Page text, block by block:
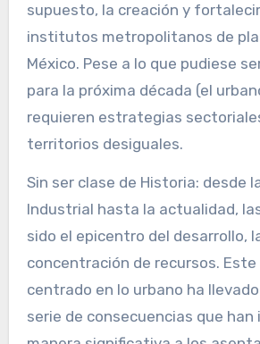
supuesto, la creación y
institutos metropolitanos de
México. Pese a lo que pudiese
para la próxima década (el
requieren estrategias
territorios desiguales.
Sin ser clase de Historia: desde
Industrial hasta la actualidad,
sido el epicentro del desarrollo,
concentración de recursos.
centrado en lo urbano ha
serie de consecuencias que